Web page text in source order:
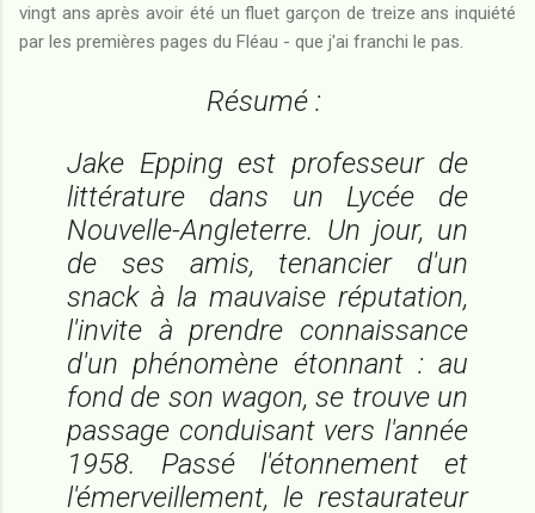
vingt ans après avoir été un fluet garçon de treize ans inquiété
par les premières pages du Fléau - que j'ai franchi le pas.
Résumé :
Jake Epping est professeur de
littérature dans un Lycée de
Nouvelle-Angleterre. Un jour, un
de ses amis, tenancier d'un
snack à la mauvaise réputation,
l'invite à prendre connaissance
d'un phénomène étonnant : au
fond de son wagon, se trouve un
passage conduisant vers l'année
1958. Passé l'étonnement et
l'émerveillement, le restaurateur